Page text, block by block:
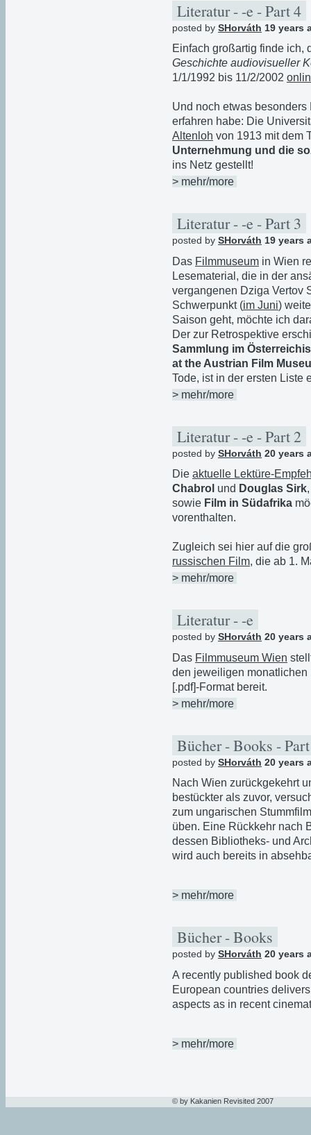
Literatur - -e - Part 4
posted by SHorváth 19 years
Einfach großartig finde ich,
Geschichte audiovisueller
1/1/1992 bis 11/2/2002
Und noch etwas
erfahren habe: Die
Altenloh von 1913 mit dem
Unternehmung und die
ins Netz gestellt!
> mehr/more
Literatur - -e - Part 3
posted by SHorváth 19 years
Das Filmmuseum in Wien
Lesematerial, die in der
vergangenen Dziga Vertov
Schwerpunkt (im Juni)
Saison geht, möchte ich
Der zur Retrospektive
Sammlung im
at the Austrian Film
Tode, ist in der ersten Liste
> mehr/more
Literatur - -e - Part 2
posted by SHorváth 20 years
Die aktuelle Lektüre-
Chabrol und Douglas Sirk
sowie Film in Südafrika
vorenthalten.
Zugleich sei hier auf die
russischen Film, die ab 1.
> mehr/more
Literatur - -e
posted by SHorváth 20 years
Das Filmmuseum Wien
den jeweiligen
[.pdf]-Format bereit.
> mehr/more
Bücher - Books -
posted by SHorváth 20 years
Nach Wien zurückgekehrt
bestückter als zuvor,
zum ungarischen
üben. Eine Rückkehr nach
dessen Bibliotheks- und
wird auch bereits in
> mehr/more
Bücher - Books
posted by SHorváth 20 years
A recently published book
European countries
aspects as in recent
> mehr/more
© by Kakanien Revisited 2007